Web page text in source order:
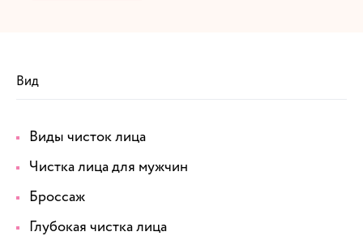
Вид
Виды чисток лица
Чистка лица для мужчин
Броссаж
Глубокая чистка лица